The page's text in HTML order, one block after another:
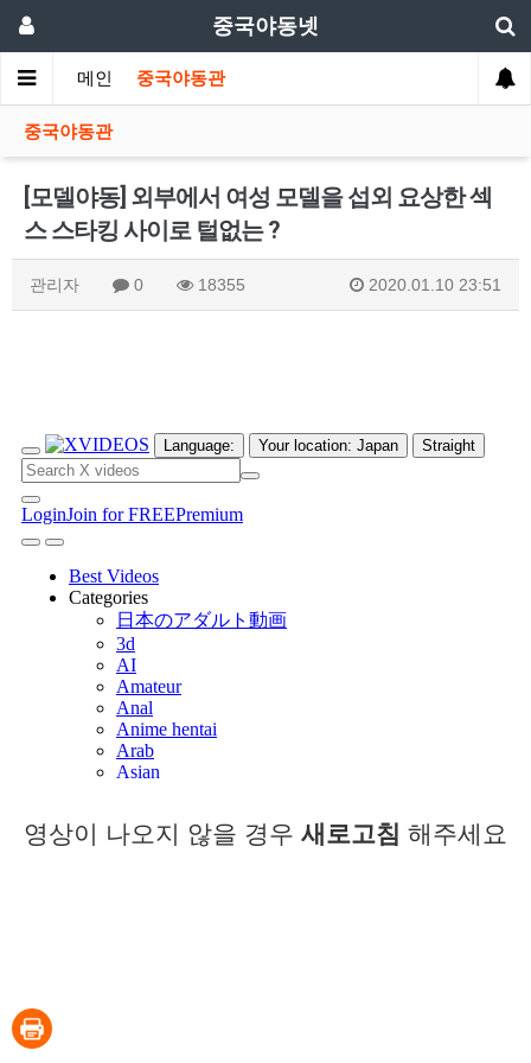
중국야동넷
메인 중국야동관
중국야동관
[모델야동] 외부에서 여성 모델을 섭외 요상한 섹
스 스타킹 사이로 털없는 ?
관리자 0 18355 2020.01.10 23:51
영상이 나오지 않을 경우 새로고침 해주세요